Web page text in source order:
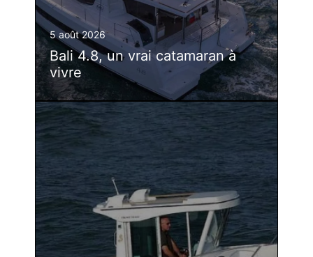
5 août 2026
Bali 4.8, un vrai catamaran à
vivre